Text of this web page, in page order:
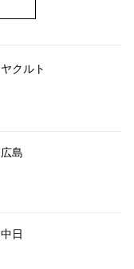
ヤクルト
広島
中日